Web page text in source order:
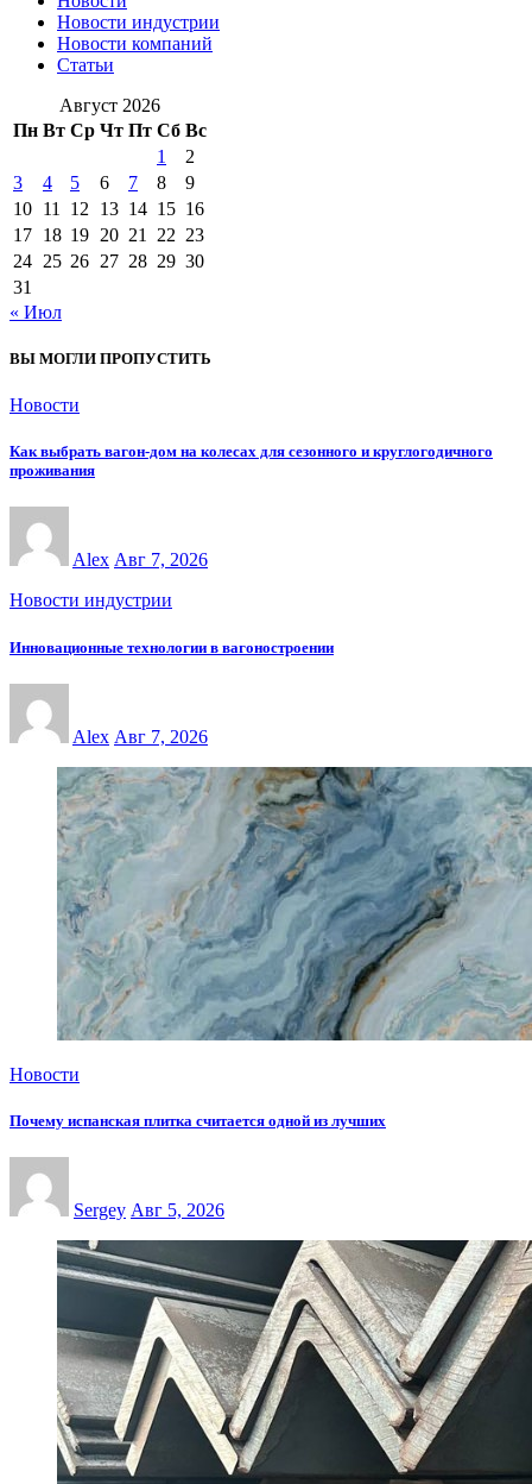
Новости индустрии
Новости компаний
Статьи
Август 2026
Пн Вт Ср Чт Пт Сб Вс
1
2
3
4 5 6 7 8
9
10 11 12 13 14 15 16
17 18 19 20 21 22 23
24 25 26 27 28 29 30
31
« Июл
ВЫ МОГЛИ ПРОПУСТИТЬ
Новости
Как выбрать вагон-дом на колесах для сезонного и круглогодичного
проживания
Alex Авг 7, 2026
Новости индустрии
Инновационные технологии в вагоностроении
Alex Авг 7, 2026
Новости
Почему испанская плитка считается одной из лучших
Sergey Авг 5, 2026